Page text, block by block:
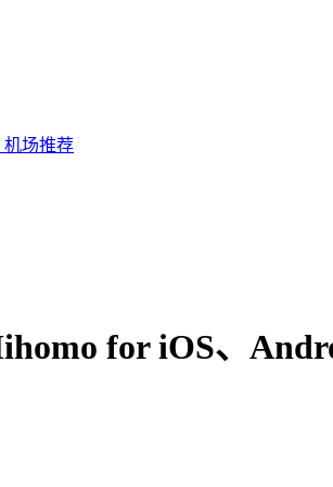
机场推荐
for iOS、